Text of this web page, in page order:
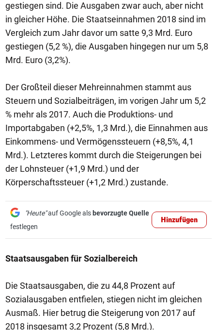
gestiegen sind. Die Ausgaben zwar auch, aber nicht
in gleicher Höhe. Die Staatseinnahmen 2018 sind im
Vergleich zum Jahr davor um satte 9,3 Mrd. Euro
gestiegen (5,2 %), die Ausgaben hingegen nur um 5,8
Mrd. Euro (3,2%).
Der Großteil dieser Mehreinnahmen stammt aus
Steuern und Sozialbeiträgen, im vorigen Jahr um 5,2
% mehr als 2017. Auch die Produktions- und
Importabgaben (+2,5%, 1,3 Mrd.), die Einnahmen aus
Einkommens- und Vermögenssteuern (+8,5%, 4,1
Mrd.). Letzteres kommt durch die Steigerungen bei
der Lohnsteuer (+1,9 Mrd.) und der
Körperschaftssteuer (+1,2 Mrd.) zustande.
"Heute"auf Google als bevorzugte Quelle
festlegen
Hinzufügen
Staatsausgaben für Sozialbereich
Die Staatsausgaben, die zu 44,8 Prozent auf
Sozialausgaben entfielen, stiegen nicht im gleichen
Ausmaß. Hier betrug die Steigerung von 2017 auf
2018 insgesamt 3,2 Prozent (5,8 Mrd.).